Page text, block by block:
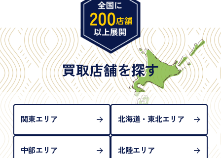
※原則として「公的機関が発行し、氏名、住所、生
年月日が記載されているもの
※日本国政府発行のもの
※2020年2月4日以降に申請された新型パスポートに
は「所持人記入欄（住所記載欄）」が存在しないた
め、単体では古物営業法上の本人確認書類として認
められない（住所確認ができないため）。補助書類
が必要となります
買取店舗を探す
関東エリア 北海道・東北エリア
中部エリア 北陸エリア